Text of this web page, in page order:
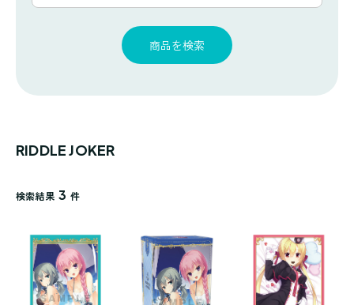
一
商品を検索
RIDDLE JOKER
検索結果 3 件